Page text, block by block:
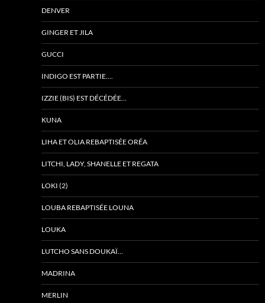
DENVER
GINGER ET JILA
GUCCI
INDIGO EST PARTIE….
IZZIE (BIS) EST DÉCÉDÉE…
KUNA
LIHA ET OLIA REBAPTISÉE ORÉA
LITCHI, LADY, SHANELLE ET REGATA
LOKI (2)
LOUBA REBAPTISÉE LOUNA
LOUKA
LUTCHO SANS DOUKAÏ…
MADRINA
MERLIN